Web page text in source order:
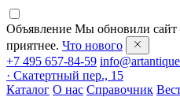
Объявление Мы обновили сайт
приятнее. Что нового
+7 495 657-84-59
· Скатертный пер., 15
Каталог О нас Справочник